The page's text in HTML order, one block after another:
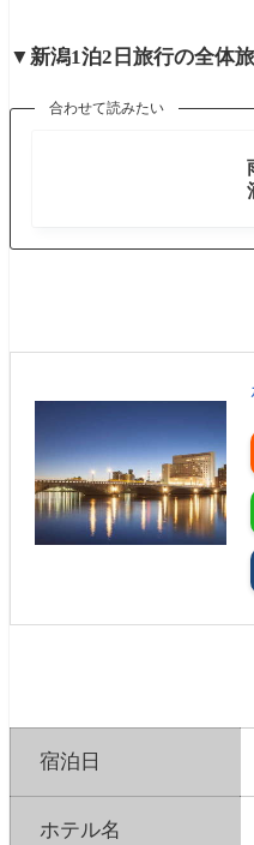
▼新潟1泊2日旅行の全体
合わせて読みたい
宿泊日
ホテル名